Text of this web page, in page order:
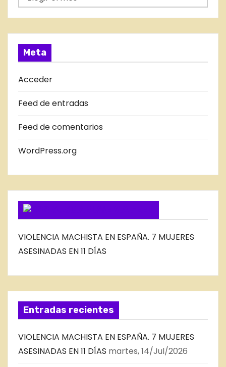
a
s
í
a
s
N
T
R
D
A
D
B
O
G
Meta
Acceder
Feed de entradas
Feed de comentarios
WordPress.org
VIOLENCIA MACHISTA EN ESPAÑA. 7 MUJERES
ASESINADAS EN 11 DÍAS
Entradas recientes
VIOLENCIA MACHISTA EN ESPAÑA. 7 MUJERES
ASESINADAS EN 11 DÍAS martes, 14/Jul/2026